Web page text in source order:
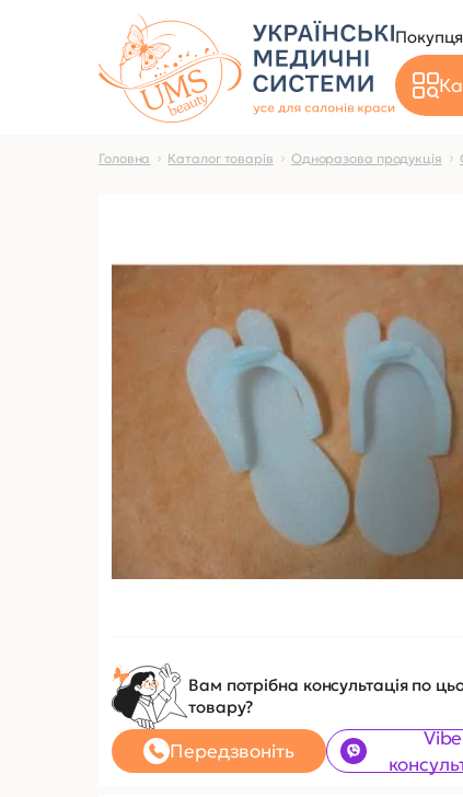
Головна Каталог товарів Одноразова продукція
Вам потрібна консультація по
товару?
Передзвоніть